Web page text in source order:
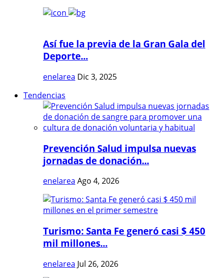
Así fue la previa de la Gran Gala del
Deporte...
enelarea Dic 3, 2025
Tendencias
Prevención Salud impulsa nuevas
jornadas de donación...
enelarea Ago 4, 2026
Turismo: Santa Fe generó casi $ 450
mil millones...
enelarea Jul 26, 2026